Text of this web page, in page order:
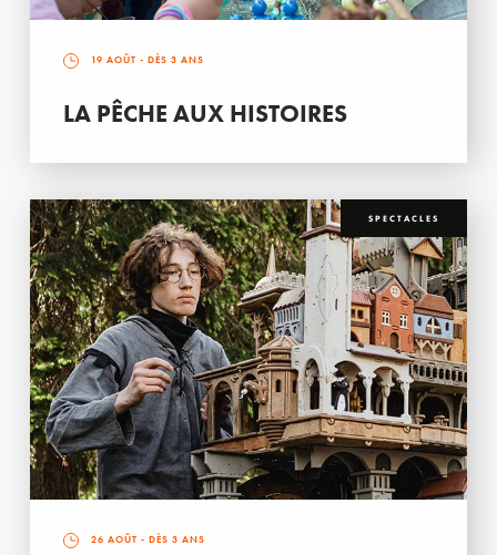
19 AOÛT - DÈS 3 ANS
LA PÊCHE AUX HISTOIRES
SPECTACLES
26 AOÛT - DÈS 3 ANS